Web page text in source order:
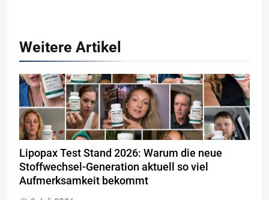
Weitere Artikel
Lipopax Test Stand 2026: Warum die neue
Stoffwechsel-Generation aktuell so viel
Aufmerksamkeit bekommt